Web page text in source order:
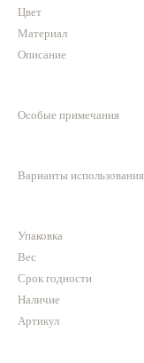
Цвет
Материал
Описание
Особые примечания
Варианты использования
Упаковка
Вес
Срок годности
Наличие
Артикул